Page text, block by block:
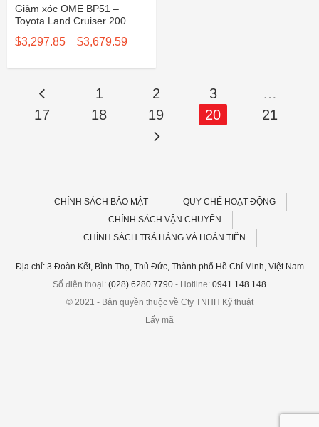
Giảm xóc OME BP51 –
Toyota Land Cruiser 200
$3,297.85 – $3,679.59Khoảng
$3,297.85
$3,679.59
1 2 3
…
17
18 19 20 21
CHÍNH SÁCH BẢO MẬT
QUY CHẾ HOẠT ĐỘNG
CHÍNH SÁCH VẬN CHUYỂN
CHÍNH SÁCH TRẢ HÀNG VÀ HOÀN TIỀN
Địa chỉ: 3 Đoàn Kết, Bình Thọ, Thủ Đức, Thành phố Hồ Chí Minh, Việt Nam
Số điện thoại: (028) 6280 7790 - Hotline: 0941 148 148
© 2021 - Bản quyền thuộc về Cty TNHH Kỹ thuật
Lấy mã